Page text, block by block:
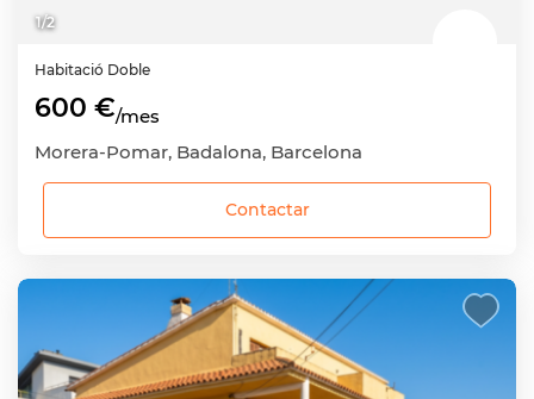
1/2
Habitació Doble
600 €/mes
Morera-Pomar, Badalona, Barcelona
Contactar